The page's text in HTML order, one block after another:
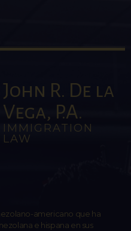
John R. De la
Vega, P.A.
IMMIGRATION
LAW
americano que ha
e hispana en sus